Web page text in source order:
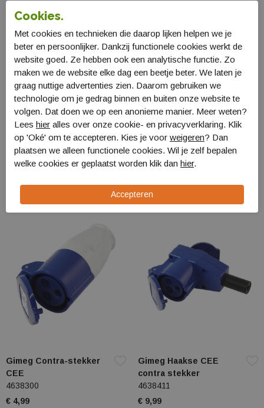
Gimeg 30m Kabel Cee
verlengkabel
4631930
Gimeg Stekker CEE
4638201
€ 4,99
Gimeg Contra-stekker
CEE
4638300
€ 4,99
Gimeg Haakse CEE
contra stekker
4638411
€ 9,99
Cookies.
Met cookies en technieken die daarop lijken helpen we je
beter en persoonlijker. Dankzij functionele cookies werkt de
website goed. Ze hebben ook een analytische functie. Zo
maken we de website elke dag een beetje beter. We laten je
graag nuttige advertenties zien. Daarom gebruiken we
technologie om je gedrag binnen en buiten onze website te
volgen. Dat doen we op een anonieme manier. Meer weten?
Lees hier alles over onze cookie- en privacyverklaring. Klik
op 'Oké' om te accepteren. Kies je voor weigeren? Dan
plaatsen we alleen functionele cookies. Wil je zelf bepalen
welke cookies er geplaatst worden klik dan hier.